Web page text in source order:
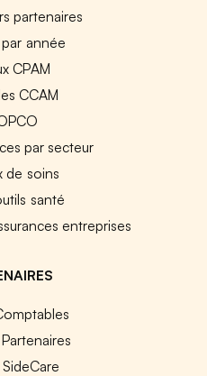
partenaires
par année
CPAM
CCAM
par secteur
de soins
santé
entreprises